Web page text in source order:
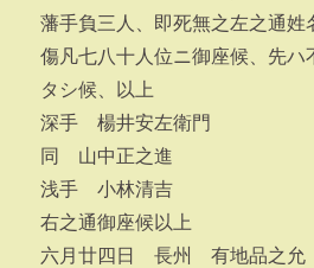
藩手負三人、即死無之左之通姓
傷凡七八十人位ニ御座候、先ハ
タシ候、以上
深手 楊井安左衛門
同 山中正之進
浅手 小林清吉
右之通御座候以上
六月廿四日 長州 有地品之允